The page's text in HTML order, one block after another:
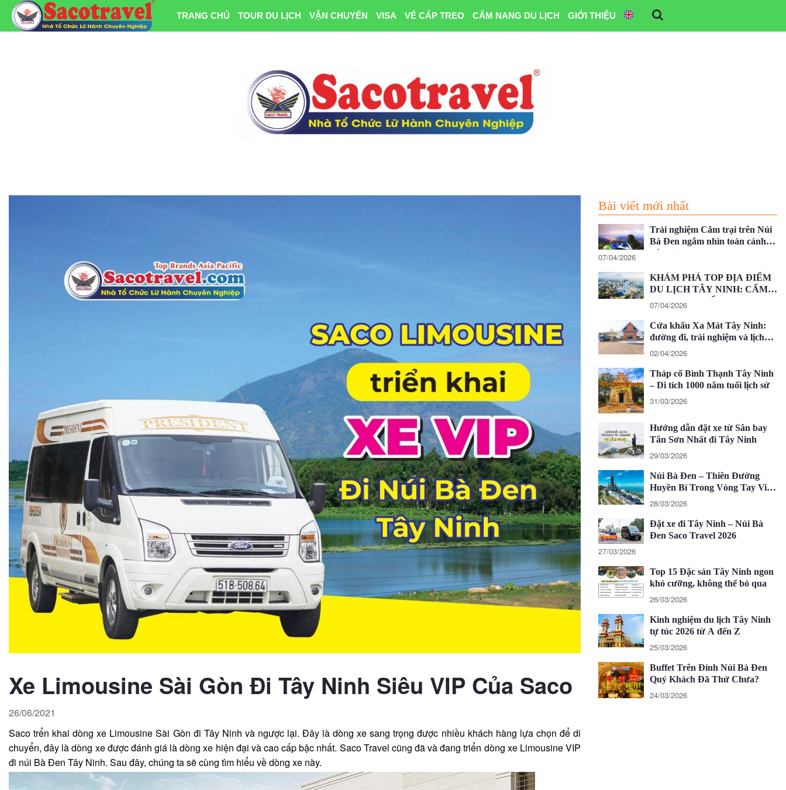
TRANG CHỦ TOUR DU LỊCH VẬN CHUYỂN VISA VÉ CÁP TREO CẨM NANG DU LỊCH GIỚI THIỆU
Xe Limousine Sài Gòn Đi Tây Ninh Siêu VIP Của Saco
26/06/2021
Saco trển khai dòng xe Limousine Sài Gòn đi Tây Ninh và ngược lại. Đây là dòng xe sang trọng được nhiều khách hàng lựa chọn để di
chuyển, đây là dòng xe được đánh giá là dòng xe hiện đại và cao cấp bậc nhất. Saco Travel cũng đã và đang triển dòng xe Limousine VIP
đi núi Bà Đen Tây Ninh. Sau đây, chúng ta sẽ cùng tìm hiểu về dòng xe này.
Bài viết mới nhất
Trải nghiệm Cắm trại trên Núi
Bà Đen ngắm nhìn toàn cảnh
Tây Ninh
07/04/2026
KHÁM PHÁ TOP ĐỊA ĐIỂM
DU LỊCH TÂY NINH: CẨM
NANG CHI TIẾT 2026
07/04/2026
Cửa khẩu Xa Mát Tây Ninh:
đường đi, trải nghiệm và lịch
trình 1 ngày
02/04/2026
Tháp cổ Bình Thạnh Tây Ninh
– Di tích 1000 năm tuổi lịch sử
31/03/2026
Hướng dẫn đặt xe từ Sân bay
Tân Sơn Nhất đi Tây Ninh
29/03/2026
Núi Bà Đen – Thiên Đường
Huyền Bí Trong Vòng Tay Việt
Nam
28/03/2026
Đặt xe đi Tây Ninh – Núi Bà
Đen Saco Travel 2026
27/03/2026
Top 15 Đặc sản Tây Ninh ngon
khó cưỡng, không thể bỏ qua
26/03/2026
Kinh nghiệm du lịch Tây Ninh
tự túc 2026 từ A đến Z
25/03/2026
Buffet Trên Đỉnh Núi Bà Đen
Quý Khách Đã Thử Chưa?
24/03/2026